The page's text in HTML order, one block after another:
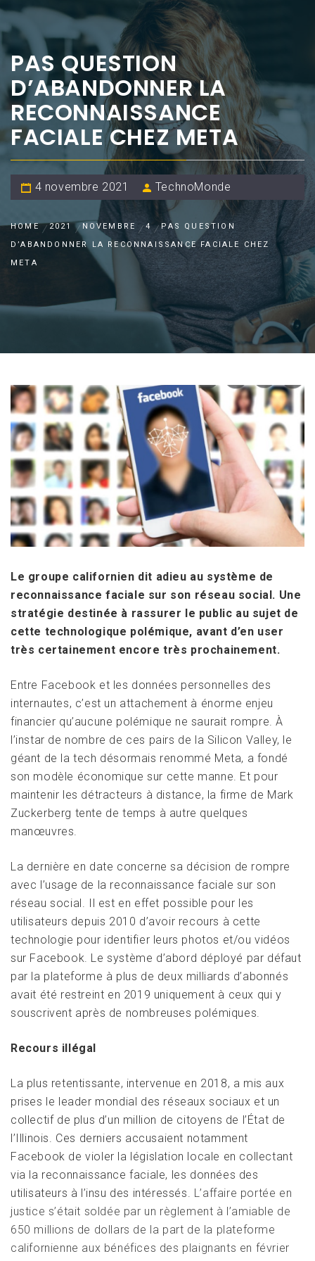
PAS QUESTION
D’ABANDONNER LA
RECONNAISSANCE
FACIALE CHEZ META
4 novembre 2021 TechnoMonde
HOME 2021 NOVEMBRE 4
PAS QUESTION
D’ABANDONNER LA RECONNAISSANCE FACIALE CHEZ
META
Le groupe californien dit adieu au système de
reconnaissance faciale sur son réseau social. Une
stratégie destinée à rassurer le public au sujet de
cette technologique polémique, avant d’en user
très certainement encore très prochainement.
Entre Facebook et les données personnelles des
internautes, c’est un attachement à énorme enjeu
financier qu’aucune polémique ne saurait rompre. À
l’instar de nombre de ces pairs de la Silicon Valley, le
géant de la tech désormais renommé Meta, a fondé
son modèle économique sur cette manne. Et pour
maintenir les détracteurs à distance, la firme de Mark
Zuckerberg tente de temps à autre quelques
manœuvres.
La dernière en date concerne sa décision de rompre
avec l’usage de la reconnaissance faciale sur son
réseau social. Il est en effet possible pour les
utilisateurs depuis 2010 d’avoir recours à cette
technologie pour identifier leurs photos et/ou vidéos
sur Facebook. Le système d’abord déployé par défaut
par la plateforme à plus de deux milliards d’abonnés
avait été restreint en 2019 uniquement à ceux qui y
souscrivent après de nombreuses polémiques.
Recours illégal
La plus retentissante, intervenue en 2018, a mis aux
prises le leader mondial des réseaux sociaux et un
collectif de plus d’un million de citoyens de l’État de
l’Illinois. Ces derniers accusaient notamment
Facebook de violer la législation locale en collectant
via la reconnaissance faciale, les données des
utilisateurs à l’insu des intéressés. L’affaire portée en
justice s’était soldée par un règlement à l’amiable de
650 millions de dollars de la part de la plateforme
californienne aux bénéfices des plaignants en février